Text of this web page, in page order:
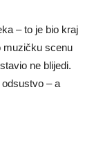
– to je bio kraj
muzičku scenu
ne blijedi.
– a